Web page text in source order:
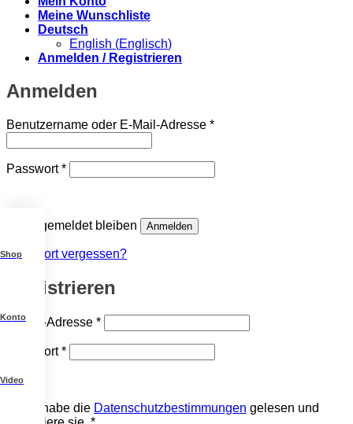
Meine Wunschliste
Deutsch
English (Englisch)
Anmelden / Registrieren
Shop
Konto
Video
Anmelden
Benutzername oder E-Mail-Adresse *Erforderlich
Passwort*Erforderlich
Angemeldet bleiben Anmelden
Passwort vergessen?
Registrieren
E-Mail-Adresse *Erforderlich
Passwort*Erforderlich
Ich habe die Datenschutzbestimmungen gelesen und